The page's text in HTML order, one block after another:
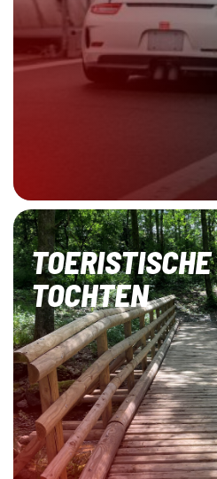
TOERISTISCHE
TOCHTEN